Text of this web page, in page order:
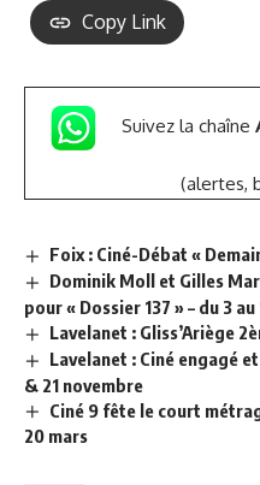
Copy Link
Suivez la chaîne
(alertes,
Foix : Ciné-Débat «
Dominik Moll et Gilles
pour « Dossier 137 » – du 3
Lavelanet : Gliss’Ariège
Lavelanet : Ciné engagé
& 21 novembre
Ciné 9 fête le court
20 mars